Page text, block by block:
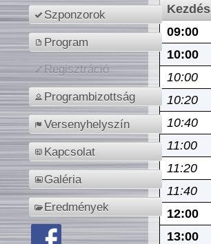
Szponzorok
Program
Regisztráció
Programbizottság
Versenyhelyszín
Kapcsolat
Galéria
Eredmények
Kezdés
09:00
10:00
10:00
10:20
10:40
11:00
11:20
11:40
12:00
13:00